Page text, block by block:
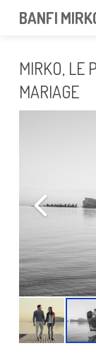
BANFI
FOTOGRAFO
NEWS
CONTATTAMI
MIRKO, LE
MARIAGE